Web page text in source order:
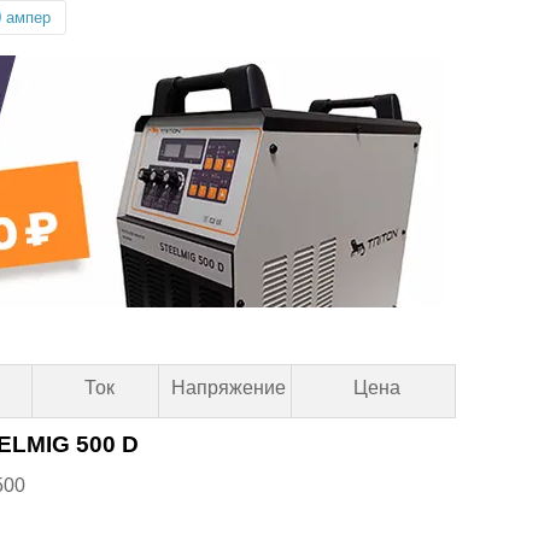
ампер
Ток Напряжение Цена
500 D